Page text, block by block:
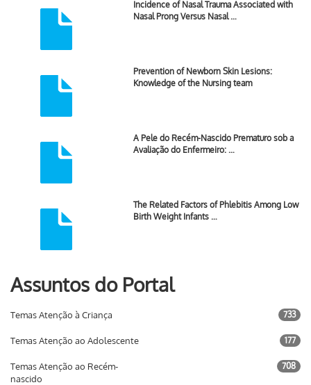
Incidence of Nasal Trauma Associated with
Nasal Prong Versus Nasal …
Prevention of Newborn Skin Lesions:
Knowledge of the Nursing team
A Pele do Recém-Nascido Prematuro sob a
Avaliação do Enfermeiro: …
The Related Factors of Phlebitis Among Low
Birth Weight Infants …
Assuntos do Portal
Temas Atenção à Criança 733
Temas Atenção ao Adolescente 177
Temas Atenção ao Recém-
nascido
708